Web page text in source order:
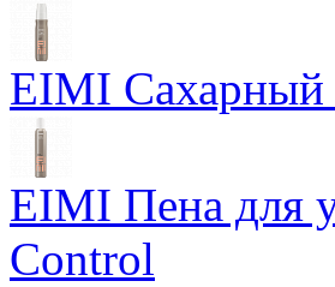
EIMI Сахарный
EIMI Пена для
Control